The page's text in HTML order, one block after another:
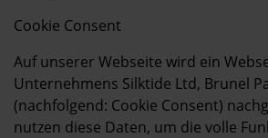
Cookie Consent
Auf unserer Webseite wird ein
Unternehmens Silktide Ltd, Brunel
(nachfolgend: Cookie Consent)
nutzen diese Daten, um die volle